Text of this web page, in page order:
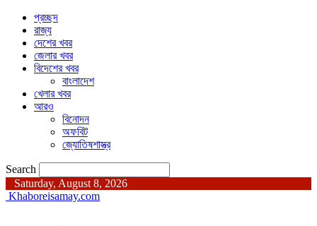
প্রচ্ছদ
রাজ্য
দেশের খবর
জেলার খবর
বিদেশের খবর
বাংলাদেশ
খেলার খবর
আরও
বিনোদন
অফবিট
জ্যোতিষশাস্ত্র
Search
Saturday, August 8, 2026
Khaboreisamay.com